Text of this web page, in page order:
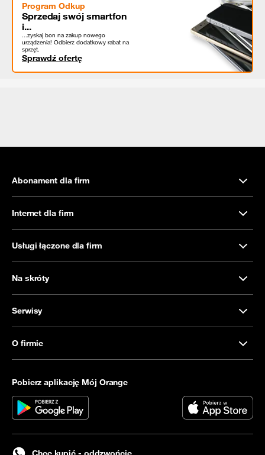
Program Odkup
Sprzedaj swój smartfon
i...
...zyskaj bon na zakup nowego
urządzenia! Odbierz dodatkowy rabat na
sprzęt.
Sprawdź ofertę
Abonament dla firm
Internet dla firm
Usługi łączone dla firm
Na skróty
Serwisy
O firmie
Pobierz aplikację Mój Orange